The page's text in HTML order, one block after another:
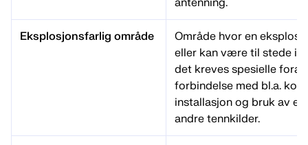
antenning.
Eksplosjonsfarlig område
Område hvor en
eller kan være til stede i
det kreves spesielle
forbindelse med bl.a.
installasjon og bruk av
andre tennkilder.